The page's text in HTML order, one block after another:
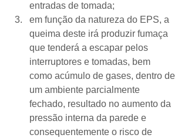
entradas de tomada;
em função da natureza do EPS, a
queima deste irá produzir fumaça
que tenderá a escapar pelos
interruptores e tomadas, bem
como acúmulo de gases, dentro de
um ambiente parcialmente
fechado, resultado no aumento da
pressão interna da parede e
consequentemente o risco de